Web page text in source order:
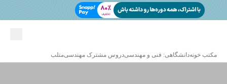
مکتب خونهدانشگاهی: فنی و مهندسیدروس مشترک مهندسیمتلب